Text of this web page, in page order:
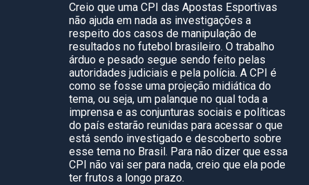
Creio que uma CPI das Apostas Esportivas
não ajuda em nada as investigações a
respeito dos casos de manipulação de
resultados no futebol brasileiro. O trabalho
árduo e pesado segue sendo feito pelas
autoridades judiciais e pela polícia. A CPI é
como se fosse uma projeção midiática do
tema, ou seja, um palanque no qual toda a
imprensa e as conjunturas sociais e políticas
do país estarão reunidas para acessar o que
está sendo investigado e descoberto sobre
esse tema no Brasil. Para não dizer que essa
CPI não vai ser para nada, creio que ela pode
ter frutos a longo prazo.